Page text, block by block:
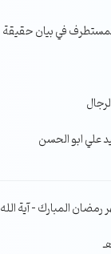
في بيان حقيقة
علي ابو الحسن
المبارك – آية الله